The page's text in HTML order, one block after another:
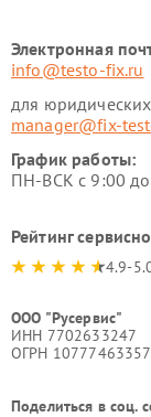
Электронная
info@testo-fix.ru
для
manager@fix-
График работы:
ПН-ВСК с 9:00
Рейтинг
4.9-
ООО "Русервис"
ИНН 7702633247
ОГРН
Поделиться в соц.